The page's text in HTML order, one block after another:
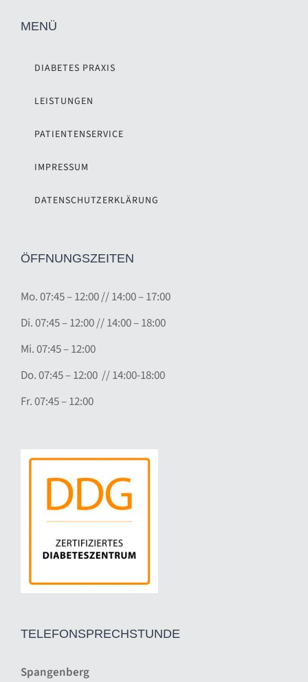
MENÜ
DIABETES PRAXIS
LEISTUNGEN
PATIENTENSERVICE
IMPRESSUM
DATENSCHUTZERKLÄRUNG
ÖFFNUNGSZEITEN
Mo.07:45 – 12:00//14:00 – 17:00
Di. 07:45 – 12:00 // 14:00 – 18:00
Mi. 07:45 – 12:00
Do. 07:45 – 12:00 // 14:00-18:00
Fr. 07:45 – 12:00
TELEFONSPRECHSTUNDE
Spangenberg